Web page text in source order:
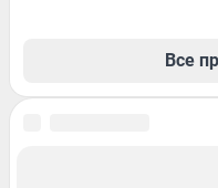
Все